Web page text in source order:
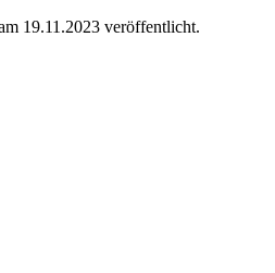
19.11.2023 veröffentlicht.